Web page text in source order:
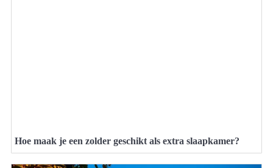
Hoe maak je een zolder geschikt als extra slaapkamer?